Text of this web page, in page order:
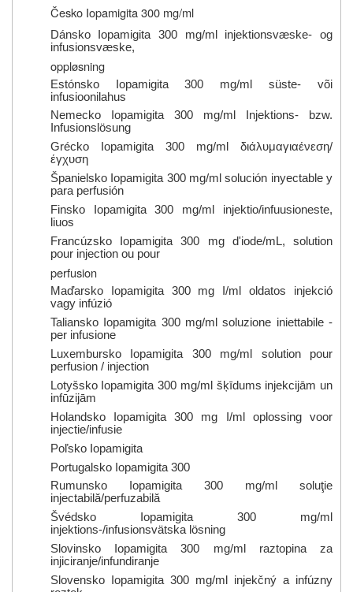
Česko Iopamigita 300 mg/ml
Dánsko
Iopamigita 300 mg/ml injektionsvæske- og
infusionsvæske,
oppløsning
Estónsko
Iopamigita 300 mg/ml süste- või
infusioonilahus
Nemecko
Iopamigita 300 mg/ml
Injektions- bzw.
Infusionslösung
Grécko
Iopamigita 300 mg/ml διάλυμαγιαένεση/
έγχυση
Španielsko Iopamigita 300 mg/ml solución inyectable y
para perfusión
Finsko
Iopamigita 300 mg/ml
injektio/infuusioneste,
liuos
Francúzsko
Iopamigita 300 mg
d'iode/mL, solution
pour injection ou pour
perfusion
Maďarsko
Iopamigita 300 mg I/ml oldatos injekció
vagy infúzió
Taliansko
Iopamigita 300 mg/ml
soluzione iniettabile -
per infusione
Luxembursko
Iopamigita 300 mg/ml
solution pour
perfusion / injection
Lotyšsko Iopamigita 300 mg/ml šķīdums injekcijām un
infūzijām
Holandsko
Iopamigita 300 mg I/ml oplossing voor
injectie/infusie
Poľsko Iopamigita
Portugalsko Iopamigita 300
Rumunsko
Iopamigita 300 mg/ml soluţie
injectabilă/perfuzabilă
Švédsko
Iopamigita 300 mg/ml
injektions-/infusionsvätska lösning
Slovinsko
Iopamigita 300 mg/ml raztopina za
injiciranje/infundiranje
Slovensko
Iopamigita 300 mg/ml injekčný a infúzny